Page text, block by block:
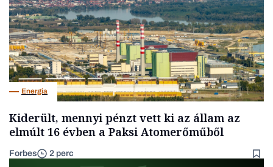
Energia
Kiderült, mennyi pénzt vett ki az állam az
elmúlt 16 évben a Paksi Atomerőműből
Forbes 2 perc